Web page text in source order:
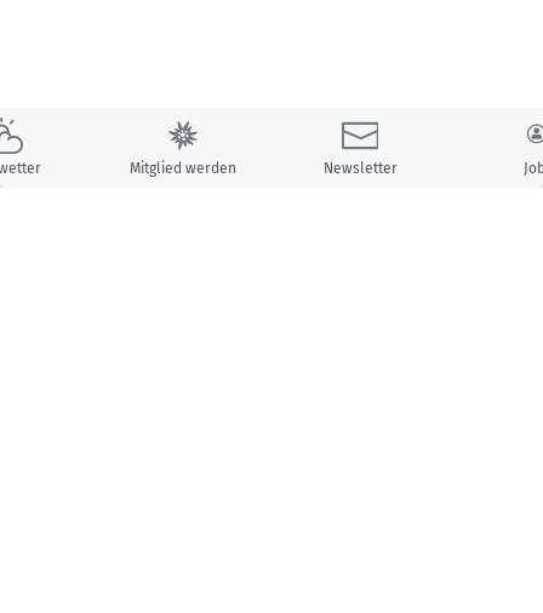
Mitglied werden Newsletter